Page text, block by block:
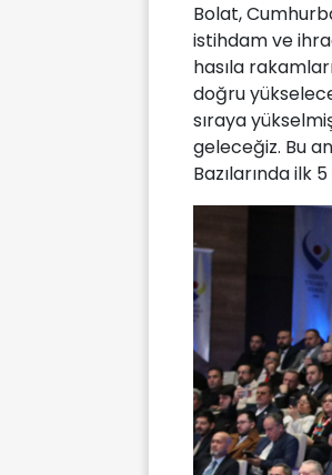
Bolat,
istihdam ve
hasıla
doğru
sıraya
geleceğiz. Bu
Bazılarında ilk